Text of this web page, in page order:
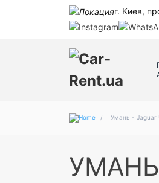
г. Киев,
/ Умань - Jaguar
УМАНЬ